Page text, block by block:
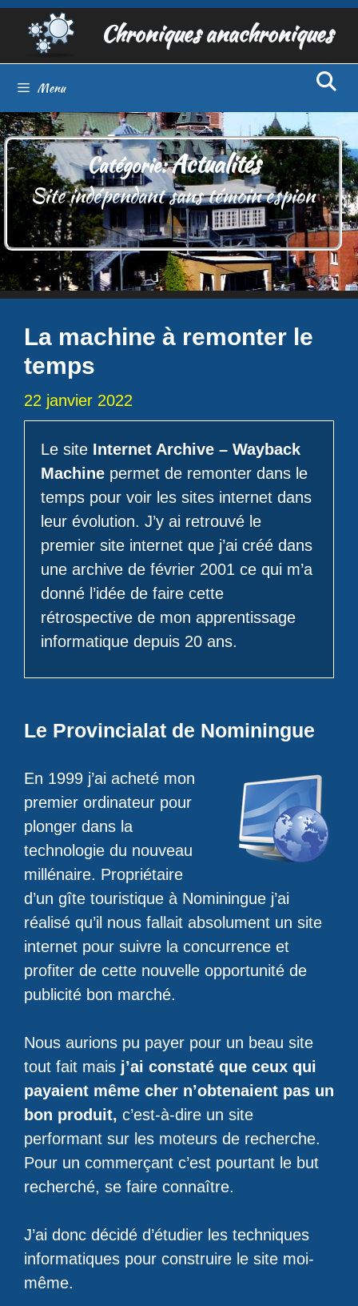
Aller
contenu
Chroniques anachroniques
Menu
Catégorie:Actualités
Site indépendant sans témoin espion
La machine à remonter le
temps
22 janvier 2022
Le site Internet Archive – Wayback
Machine permet de remonter dans le
temps pour voir les sites internet dans
leur évolution. J’y ai retrouvé le
premier site internet que j’ai créé dans
une archive de février 2001 ce qui m’a
donné l’idée de faire cette
rétrospective de mon apprentissage
informatique depuis 20 ans.
Le Provincialat de Nominingue
En 1999 j’ai acheté mon
premier ordinateur pour
plonger dans la
technologie du nouveau
millénaire. Propriétaire
d’un gîte touristique à Nominingue j’ai
réalisé qu’il nous fallait absolument un site
internet pour suivre la concurrence et
profiter de cette nouvelle opportunité de
publicité bon marché.
Nous aurions pu payer pour un beau site
tout fait mais j’ai constaté que ceux qui
payaient même cher n’obtenaient pas un
bon produit, c’est-à-dire un site
performant sur les moteurs de recherche.
Pour un commerçant c’est pourtant le but
recherché, se faire connaître.
J’ai donc décidé d’étudier les techniques
informatiques pour construire le site moi-
même.